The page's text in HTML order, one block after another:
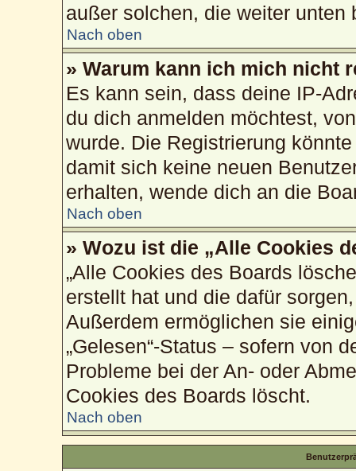
außer solchen, die weiter unten
Nach oben
» Warum kann ich mich nicht
Es kann sein, dass deine IP-
du dich anmelden möchtest,
wurde. Die Registrierung
damit sich keine neuen
erhalten, wende dich an die
Nach oben
» Wozu ist die „Alle Cookies
„Alle Cookies des Boards
erstellt hat und die dafür
Außerdem ermöglichen sie
„Gelesen“-Status – sofern von
Probleme bei der An- oder
Cookies des Boards löscht.
Nach oben